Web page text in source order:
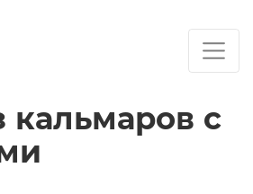
кальмаров с